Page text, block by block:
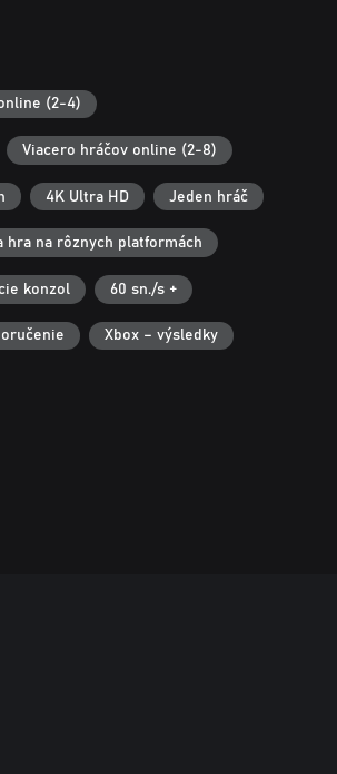
(2-4)
Viacero hráčov online (2-8)
4K Ultra HD Jeden hráč
hra na rôznych platformách
konzol 60 sn./s +
Xbox – výsledky